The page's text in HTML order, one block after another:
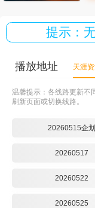
提示：
播放地址 天涯
温馨提示：各线路更新不
刷新页面或切换线路。
20260515企划
20260517
20260522
20260525